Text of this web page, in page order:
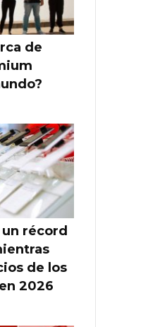
de
récord
de los
2026